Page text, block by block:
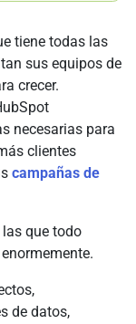
tiene todas las
sus equipos de
crecer.
necesarias para
clientes
campañas de
que todo
de datos,